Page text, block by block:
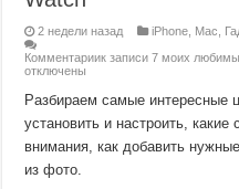
2 недели назад iPhone Mac
Комментариик записи 7 моих
отключены
Разбираем самые интересные
установить и настроить,
внимания, как добавить
из фото.